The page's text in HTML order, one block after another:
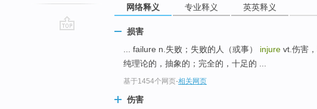
网络释义 专业释义 英英释义
损害
... failure n.失败；失败的人（或事） injure vt.伤害，
纯理论的，抽象的；完全的，十足的 ...
基于1454个网页-相关网页
伤害